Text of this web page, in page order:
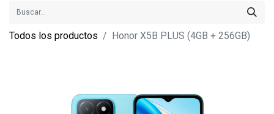
Todos los productos Honor X5B PLUS (4GB + 256GB)